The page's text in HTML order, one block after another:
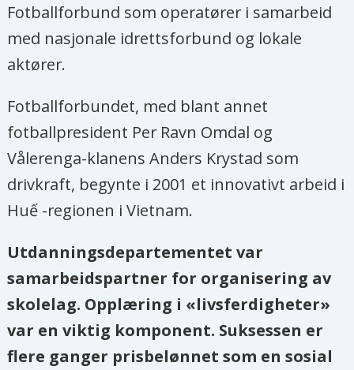
Fotballforbund som operatører i samarbeid
med nasjonale idrettsforbund og lokale
aktører.
Fotballforbundet, med blant annet
fotballpresident Per Ravn Omdal og
Vålerenga-klanens Anders Krystad som
drivkraft, begynte i 2001 et innovativt arbeid i
Huế -regionen i Vietnam.
Utdanningsdepartementet var
samarbeidspartner for organisering av
skolelag. Opplæring i «livsferdigheter»
var en viktig komponent. Suksessen er
flere ganger prisbelønnet som en sosial